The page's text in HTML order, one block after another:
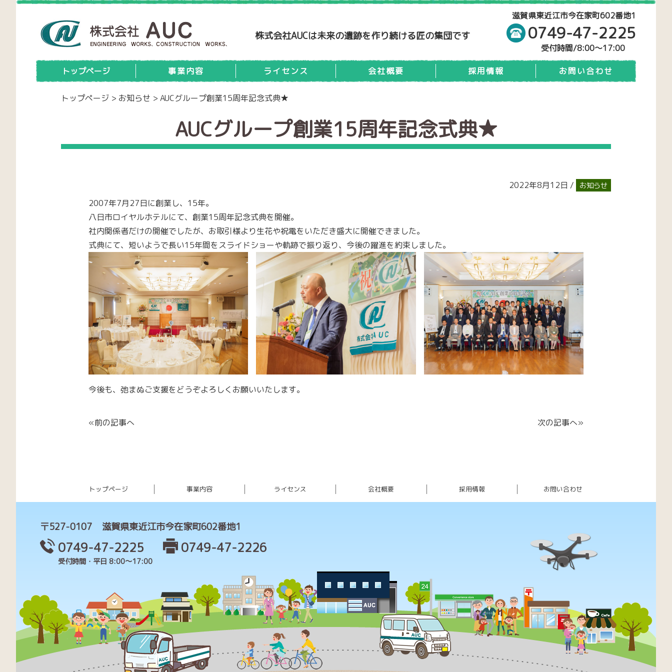
株式会社AUCは未来の遺跡を作り続ける匠の集団です
滋賀県東近江市今在家町602番地1
0749-47-2225
受付時間/8:00～17:00
トップページ 事業内容 ライセンス 会社概要 採用情報 お問い合わせ
トップページ > お知らせ > AUCグループ創業15周年記念式典★
AUCグループ創業15周年記念式典★
2022年8月12日 / お知らせ
2007年7月27日に創業し、15年。
八日市ロイヤルホテルにて、創業15周年記念式典を開催。
社内関係者だけの開催でしたが、お取引様より生花や祝電をいただき盛大に開催できました。
式典にて、短いようで長い15年間をスライドショーや軌跡で振り返り、今後の躍進を約束しました。
今後も、弛まぬご支援をどうぞよろしくお願いいたします。
«前の記事へ 次の記事へ»
トップページ 事業内容 ライセンス 会社概要 採用情報 お問い合わせ
〒527-0107 滋賀県東近江市今在家町602番地1
0749-47-2225
受付時間・平日 8:00～17:00
0749-47-2226